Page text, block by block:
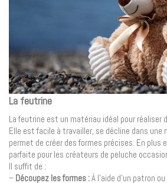
La feutrine
La feutrine est un matériau idéal pour réaliser
Elle est facile à travailler, se décline dans
permet de créer des formes précises. En plus
parfaite pour les créateurs de peluche
Il suffit de :
– Découpez les formes :À l’aide d’un patron